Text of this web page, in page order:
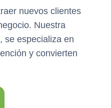
nuevos clientes
Nuestra
se especializa en
y convierten